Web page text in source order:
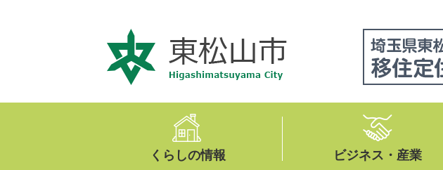
くらしの情報 ビジネス・産業